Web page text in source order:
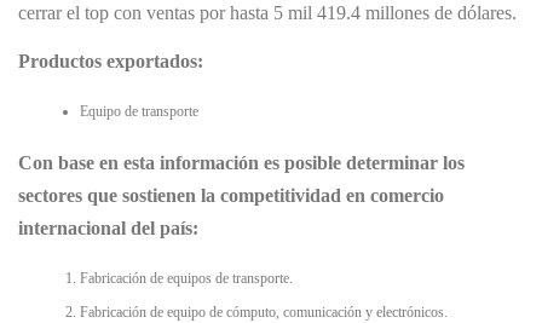
cerrar el top con ventas por hasta 5 mil 419.4 millones de dólares.
Productos exportados:
Equipo de transporte
Con base en esta información es posible determinar los
sectores que sostienen la competitividad en comercio
internacional del país:
Fabricación de equipos de transporte.
Fabricación de equipo de cómputo, comunicación y electrónicos.